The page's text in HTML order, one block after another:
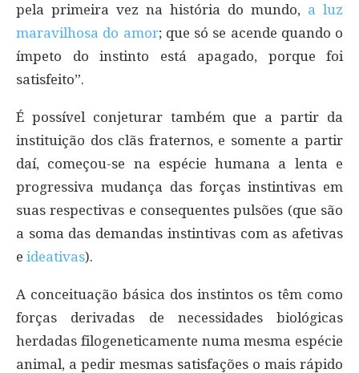
pela primeira vez na história do mundo, a luz
maravilhosa do amor; que só se acende quando o
ímpeto do instinto está apagado, porque foi
satisfeito”.
É possível conjeturar também que a partir da
instituição dos clãs fraternos, e somente a partir
daí, começou-se na espécie humana a lenta e
progressiva mudança das forças instintivas em
suas respectivas e consequentes pulsões (que são
a soma das demandas instintivas com as afetivas
e ideativas).
A conceituação básica dos instintos os têm como
forças derivadas de necessidades biológicas
herdadas filogeneticamente numa mesma espécie
animal, a pedir mesmas satisfações o mais rápido